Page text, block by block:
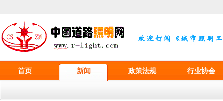
首页 新闻 政策法规 行业协会